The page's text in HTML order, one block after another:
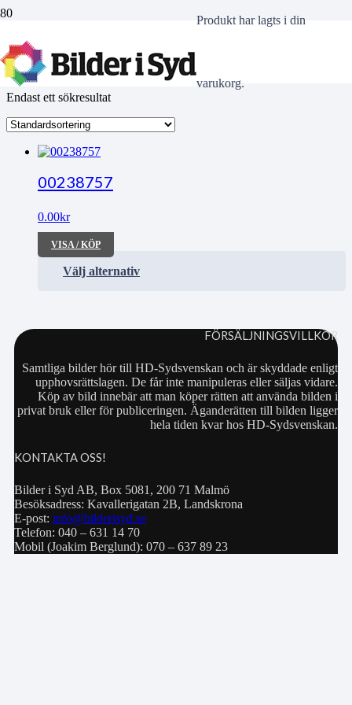
Produkthar lagts i din
varukorg.
växlas
Endast ett sökresultat
00238757
0.00kr
VISA / KÖP
Välj alternativ
FÖRSÄLJNINGSVILLKOR
Samtliga bilder hör till HD-Sydsvenskan och är skyddade enligt
upphovsrättslagen. De får inte manipuleras eller säljas vidare.
Köp av bild innebär att man köper rätten att använda bilden i
privat bruk eller för publiceringen. Äganderätten till bilden ligger
hela tiden kvar hos HD-Sydsvenskan.
KONTAKTA OSS!
Bilder i Syd AB, Box 5081, 200 71 Malmö
Besöksadress: Kavallerigatan 2B, Landskrona
E-post: info@bilderisyd.se
Telefon: 040 – 631 14 70
Mobil (Joakim Berglund): 070 – 637 89 23